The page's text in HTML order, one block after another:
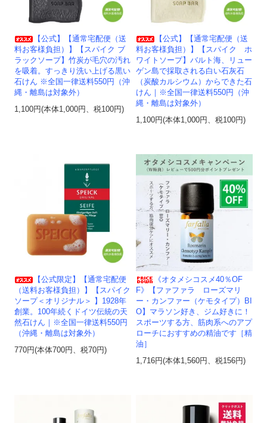
【公式】【通常宅配便（送
料お客様負担）】【スパイク ブ
ラックソープ】竹炭が毛穴の汚れ
を吸着。すっきり洗い上げる黒い
石けん ※全国一律送料550円（沖
縄・離島は対象外）
1,100円(本体1,000円、税100円)
【公式】【通常宅配便（送
料お客様負担）】【スパイク ホ
ワイトソープ】バルト海、リュー
ゲン島で採取される白い石灰石
（炭酸カルシウム）からできた石
けん｜※全国一律送料550円（沖
縄・離島は対象外）
1,100円(本体1,000円、税100円)
【公式限定】【通常宅配便
（送料お客様負担）】【スパイク
ソープ＜オリジナル＞ 】1928年
創業。100年続くドイツ伝統の天
然石けん｜※全国一律送料550円
（沖縄・離島は対象外）
770円(本体700円、税70円)
《オタメシコスメ40％OF
F》【ファファラ ローズマリ
ー・カンファー（ケモタイプ）BI
O】マラソン好き、ジム好きに！
スポーツする方、筋肉系へのアプ
ローチにおすすめの精油です［精
油］
1,716円(本体1,560円、税156円)